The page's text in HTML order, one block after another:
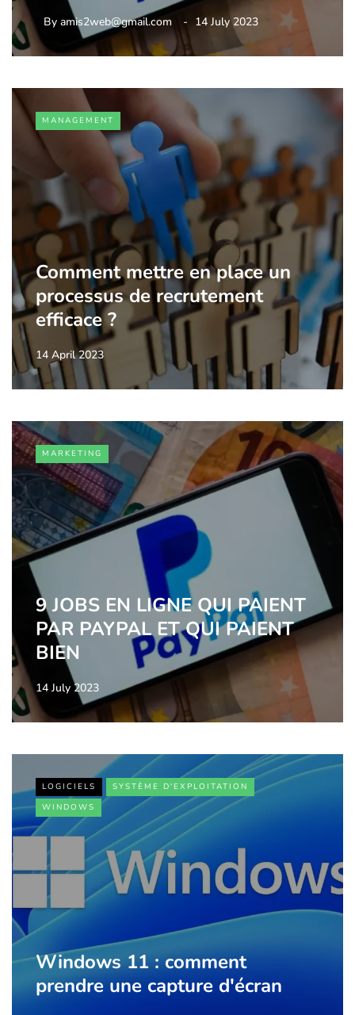
By amis2web@gmail.com 14 July 2023
MANAGEMENT
Comment mettre en place un
processus de recrutement
efficace ?
14 April 2023
MARKETING
9 JOBS EN LIGNE QUI PAIENT
PAR PAYPAL ET QUI PAIENT
BIEN
14 July 2023
LOGICIELS
SYSTÈME D'EXPLOITATION
WINDOWS
Windows 11 : comment
prendre une capture d'écran